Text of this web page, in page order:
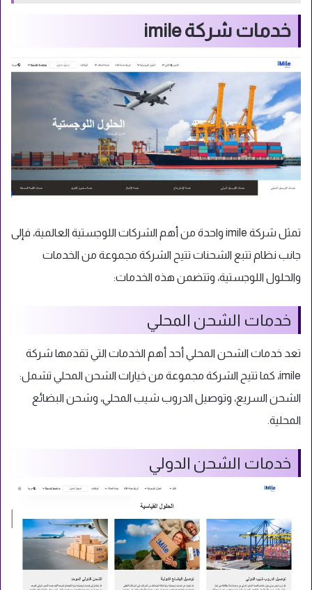
خدمات شركة imile
تمثل شركة imile واحدة من أهم الشركات اللوجستية العالمية، فإلى
جانب نظام تتبع الشحنات تتيح الشركة مجموعة من الخدمات
والحلول اللوجستية، وتتضمن هذه الخدمات:
خدمات الشحن المحلي
تعد خدمات الشحن المحلي أحد أهم الخدمات التي تقدمها شركة
imile، كما تتيح الشركة مجموعة من خيارات الشحن المحلي تشمل:
الشحن السريع، وتوصيل الدروب شيب المحلي، وشحن البضائع
المحلية.
خدمات الشحن الدولي